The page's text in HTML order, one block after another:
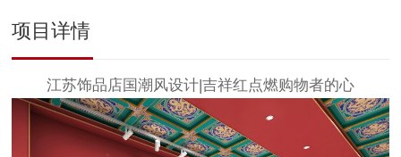
项目详情
江苏饰品店国潮风设计|吉祥红点燃购物者的心